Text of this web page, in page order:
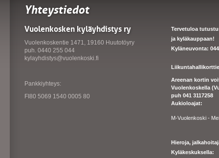
Yhteystiedot
Vuolenkosken kyläyhdistys ry
Vuolenkoskentie 1471, 19160 Huutotöyry
puh. 0440 255 044
kylayhdistys@vuolenkoski.fi
Pankkiyhteys:
FI80 5069 1540 0005 80
Tervetuloa
ja kyläkauppaan!
Kyläneuvonta: 044
Areenan kortin
Vuolenkoskella
puh 041 3117258
Aukioloajat:
M-Vuolenkoski -
Hieroja,
Kyläkeskuksella: